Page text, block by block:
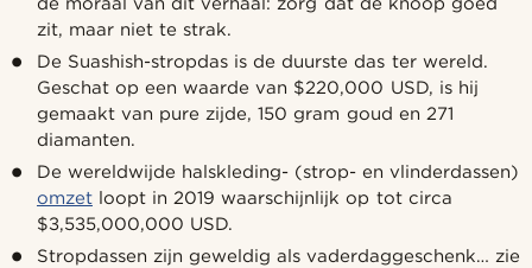
zit, maar niet te strak.
De Suashish-stropdas is de duurste das ter wereld.
Geschat op een waarde van $220,000 USD, is hij
gemaakt van pure zijde, 150 gram goud en 271
diamanten.
De wereldwijde halskleding- (strop- en vlinderdassen)
omzetloopt in 2019 waarschijnlijk op tot circa
$3,535,000,000 USD.
Stropdassen zijn geweldig als vaderdaggeschenk… zie